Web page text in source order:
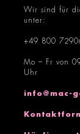
Wir sind für
unter:
+49 800
Mo – Fr von
Uhr
info@mac-